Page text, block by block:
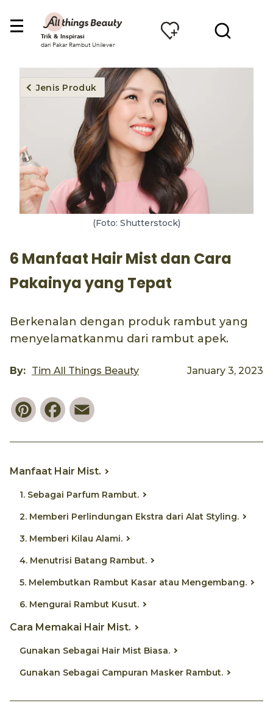
Trik & Inspirasi
dari Pakar Rambut Unilever
Jenis Produk
(Foto: Shutterstock)
6 Manfaat Hair Mist dan Cara
Pakainya yang Tepat
Berkenalan dengan produk rambut yang
menyelamatkanmu dari rambut apek.
By: Tim All Things Beauty January 3, 2023
PinterestFacebook
Manfaat Hair Mist.
1. Sebagai Parfum Rambut.
2. Memberi Perlindungan Ekstra dari Alat Styling.
3. Memberi Kilau Alami.
4. Menutrisi Batang Rambut.
5. Melembutkan Rambut Kasar atau Mengembang.
6. Mengurai Rambut Kusut.
Cara Memakai Hair Mist.
Gunakan Sebagai Hair Mist Biasa.
Gunakan Sebagai Campuran Masker Rambut.